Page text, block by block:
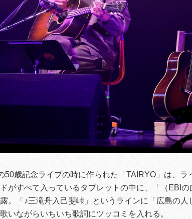
50歳記念ライブの時に作られた「TAIRYO」は、
がすべて入っているタブレットの中に、「（EBI
。「♪三滝舟入己斐峠」というラインに「広島の
いながらいちいち歌詞にツッコミを入れる。